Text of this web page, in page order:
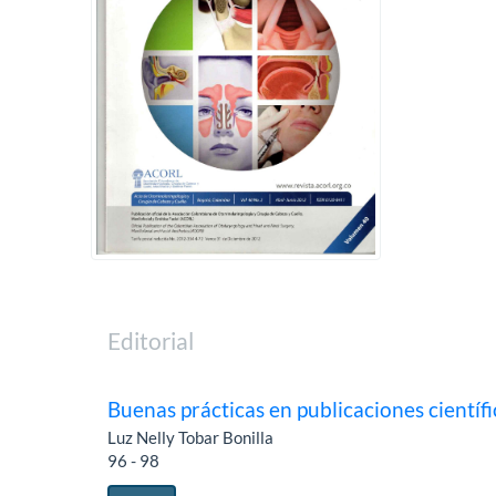
Editorial
Buenas prácticas en publicaciones
Luz Nelly Tobar Bonilla
96 - 98